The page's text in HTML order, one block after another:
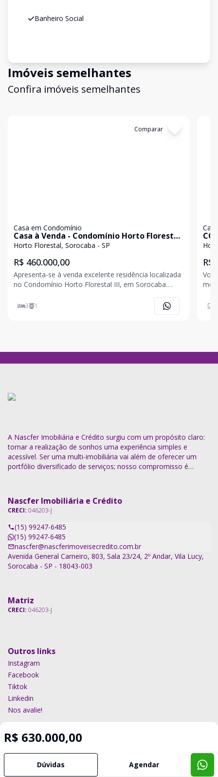
Banheiro Social
Imóveis semelhantes
Confira imóveis semelhantes
Comparar
Casa em Condomínio
Casa à Venda - Condomínio Horto Florestal
III, Sorocaba/SP
Horto Florestal, Sorocaba - SP
R$ 460.000,00
Apresenta-se à venda excelente residência localizada
no Condomínio Horto Florestal III, em Sorocaba.
conforto, funcionalidade e lazer em um dos
condomínios mais valorizados da Zona Norte da
3 1
R$
R$ 630.000,00
Dúvidas Agendar
A Nascfer Imobiliária e Crédito surgiu com um propósito claro:
tornar a realização de sonhos uma experiência simples e
acessível. Ser uma multi-imobiliária vai além de oferecer um
portfólio diversificado de serviços; nosso compromisso é
Nascfer Imobiliária e Crédito
CRECI: 046203-J
(15) 99247-6485
(15) 99247-6485
nascfer@nascferimoveisecredito.com.br
Avenida General Carneiro, 803, Sala 23/24, 2º Andar, Vila Lucy,
Sorocaba - SP - 18043-003
Matriz
CRECI: 046203-J
Outros links
Instagram
Facebook
Tiktok
Linkedin
Nos avalie!
Selo de Tecnologia Loft